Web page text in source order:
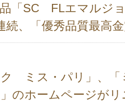
「SC FLエマルジ
続、「優秀品質最高
ク ミス・パリ」、
のホームページが